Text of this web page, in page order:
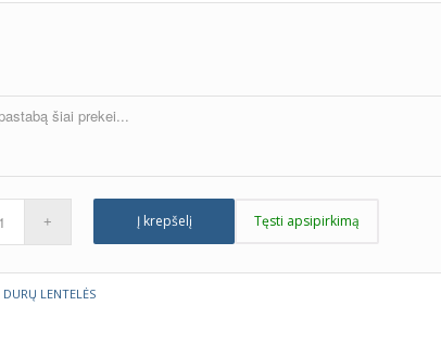
Į krepšelį Tęsti apsipirkimą
DURŲ LENTELĖS